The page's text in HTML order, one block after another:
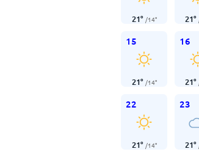
21° /14° 21°
15
21° /14°
16
21°
22
21° /14°
23
21°